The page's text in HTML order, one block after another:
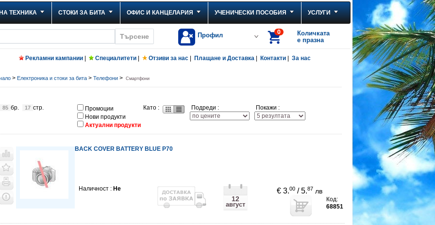
ТЕХНИКА СТОКИ ЗА БИТА ОФИС И КАНЦЕЛАРИЯ УЧЕНИЧЕСКИ ПОСОБИЯ УСЛУГИ
Профил 0
Количката
е празна
Рекламни кампании Специалитети Отзиви за нас Плащане и Доставка Контакти За нас
> Електроника и стоки за бита > Телефони > Смартфони
85 бр. 17 стр.
Промоции
Нови продукти
Актуални продукти
Като : Подреди : Покажи :
BACK COVER BATTERY BLUE P70
Наличност : Не
12
август
€ 3.00 / 5.87 лв
Код:
68851